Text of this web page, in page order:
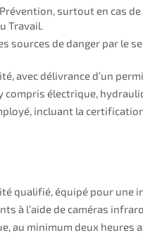
surtout en cas
Travail.
sources de danger par le
avec délivrance d’un
compris électrique,
incluant la
qualifié, équipé pour une
à l’aide de caméras
au minimum deux heures